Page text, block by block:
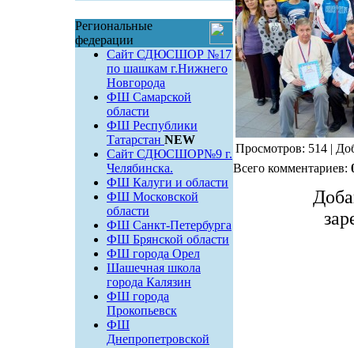
Региональные
федерации
Сайт СДЮСШОР №17
по шашкам г.Нижнего
Новгорода
ФШ Самарской
области
ФШ Республики
Татарстан NEW
Сайт СДЮСШОР№9 г.
Челябинска.
ФШ Калуги и области
ФШ Московской
области
ФШ Санкт-Петербурга
ФШ Брянской области
ФШ города Орел
Шашечная школа
города Калязин
ФШ города
Прокопьевск
ФШ
Днепропетровской
Просмотров: 514 |
Всего комментариев: